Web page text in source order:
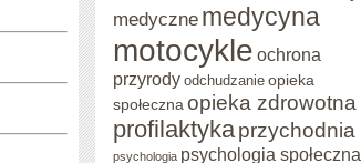
medyczne medycyna
motocykle ochrona
przyrody odchudzanie opieka
społeczna opieka zdrowotna
profilaktykaprzychodnia
psychologia psychologia społeczna